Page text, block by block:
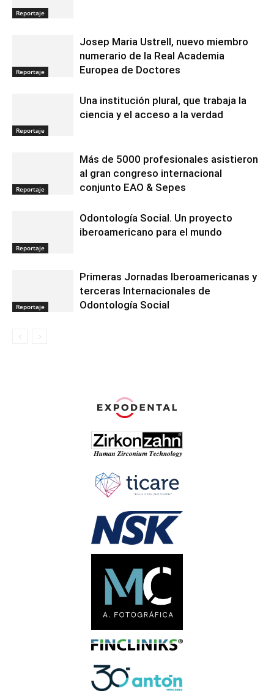
Reportaje
Reportaje
Josep Maria Ustrell, nuevo miembro
numerario de la Real Academia
Europea de Doctores
Reportaje
Una institución plural, que trabaja la
ciencia y el acceso a la verdad
Reportaje
Más de 5000 profesionales asistieron
al gran congreso internacional
conjunto EAO & Sepes
Reportaje
Odontología Social. Un proyecto
iberoamericano para el mundo
Reportaje
Primeras Jornadas Iberoamericanas y
terceras Internacionales de
Odontología Social